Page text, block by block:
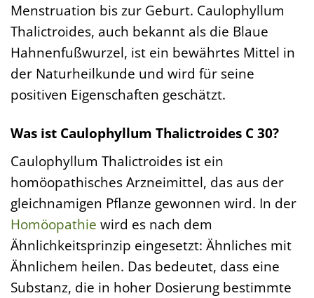
Menstruation bis zur Geburt. Caulophyllum
Thalictroides, auch bekannt als die Blaue
Hahnenfußwurzel, ist ein bewährtes Mittel in
der Naturheilkunde und wird für seine
positiven Eigenschaften geschätzt.
Was ist Caulophyllum Thalictroides C 30?
Caulophyllum Thalictroides ist ein
homöopathisches Arzneimittel, das aus der
gleichnamigen Pflanze gewonnen wird. In der
Homöopathie wird es nach dem
Ähnlichkeitsprinzip eingesetzt: Ähnliches mit
Ähnlichem heilen. Das bedeutet, dass eine
Substanz, die in hoher Dosierung bestimmte